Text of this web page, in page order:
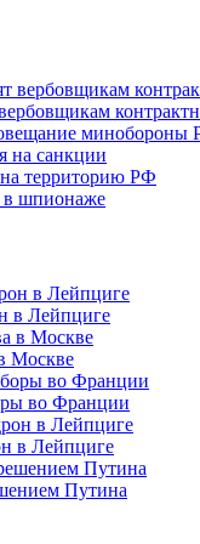
минобороны
на санкции
территорию РФ
в шпионаже
в Лейпциге
Москве
во Франции
в Лейпциге
Путина